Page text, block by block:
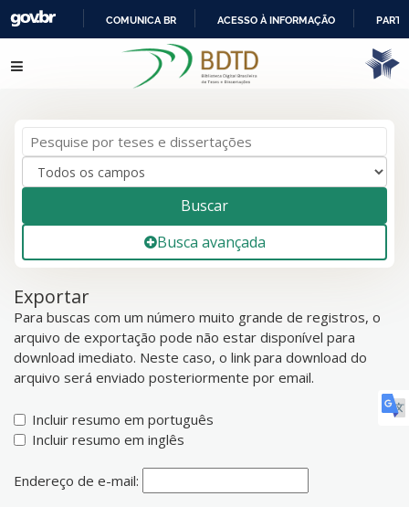
IR
PARA
COMUNICA BR ACESSO À INFORMAÇÃO
Pular para o conteúdo
Buscar
Busca avançada
Exportar
Para buscas com um número muito grande de registros, o
arquivo de exportação pode não estar disponível para
download imediato. Neste caso, o link para download do
arquivo será enviado posteriormente por email.
Incluir resumo em português
Incluir resumo em inglês
Endereço de e-mail: